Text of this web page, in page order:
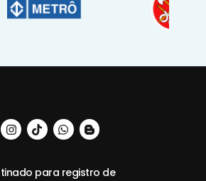
para registro de